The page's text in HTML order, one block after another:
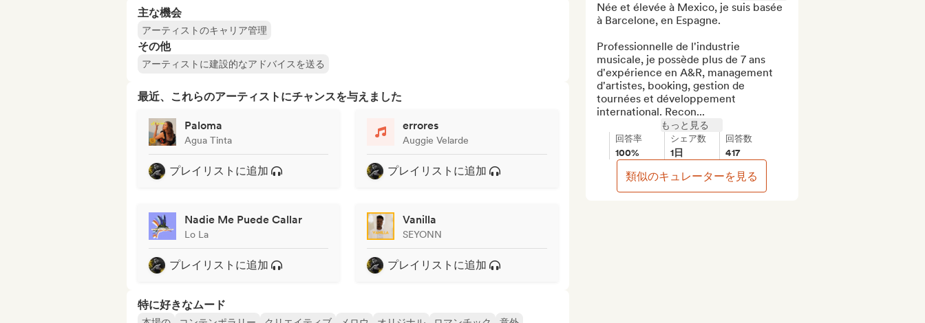
主な機会
アーティストのキャリア管理
その他
アーティストに建設的なアドバイスを送る
最近、これらのアーティストにチャンスを与えました
Paloma
Agua Tinta
プレイリストに追加
errores
Auggie Velarde
プレイリストに追加
Nadie Me Puede Callar
Lo La
プレイリストに追加
Vanilla
SEYONN
プレイリストに追加
特に好きなムード
Née et élevée à Mexico, je suis basée
à Barcelone, en Espagne.
Professionnelle de l'industrie
musicale, je possède plus de 7 ans
d'expérience en A&R, management
d'artistes, booking, gestion de
tournées et développement
international. Recon...
もっと見る
回答率
100%
シェア数
1日
回答数
417
類似のキュレーターを見る